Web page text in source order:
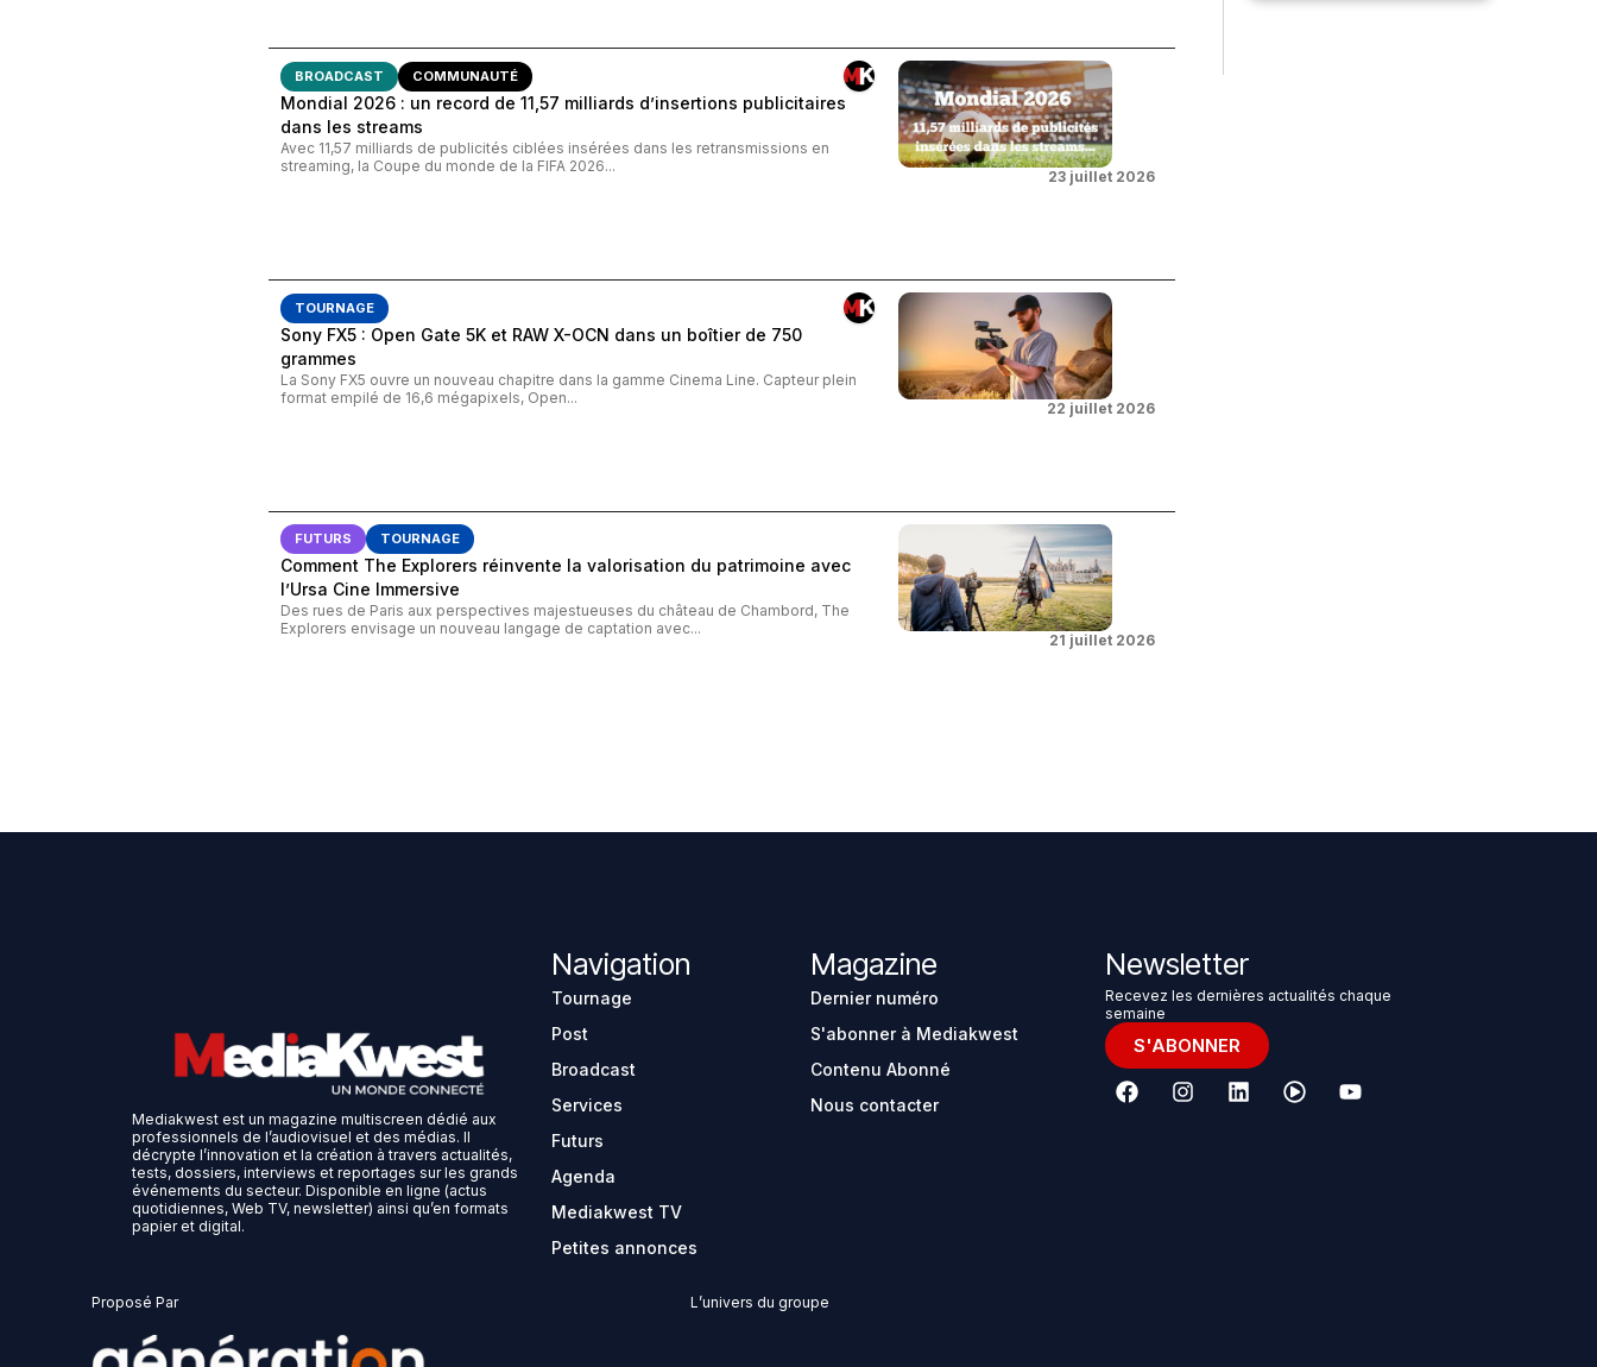
BROADCAST COMMUNAUTÉ
Mondial 2026 : un record de 11,57 milliards d’insertions publicitaires
dans les streams
Avec 11,57 milliards de publicités ciblées insérées dans les retransmissions en
streaming, la Coupe du monde de la FIFA 2026...
23 juillet 2026
TOURNAGE
Sony FX5 : Open Gate 5K et RAW X-OCN dans un boîtier de 750
grammes
La Sony FX5 ouvre un nouveau chapitre dans la gamme Cinema Line. Capteur plein
format empilé de 16,6 mégapixels, Open...
22 juillet 2026
FUTURS TOURNAGE
Comment The Explorers réinvente la valorisation du patrimoine avec
l’Ursa Cine Immersive
Des rues de Paris aux perspectives majestueuses du château de Chambord, The
Explorers envisage un nouveau langage de captation avec...
21 juillet 2026
Mediakwest est un magazine multiscreen dédié aux
professionnels de l’audiovisuel et des médias. Il
décrypte l’innovation et la création à travers actualités,
tests, dossiers, interviews et reportages sur les grands
événements du secteur. Disponible en ligne (actus
quotidiennes, Web TV, newsletter) ainsi qu’en formats
papier et digital.
Navigation
Tournage
Post
Broadcast
Services
Futurs
Agenda
Mediakwest TV
Petites annonces
Magazine
Dernier numéro
S'abonner à Mediakwest
Contenu Abonné
Nous contacter
Newsletter
Recevez les dernières actualités chaque
semaine
S'ABONNER
Proposé Par L’univers du groupe